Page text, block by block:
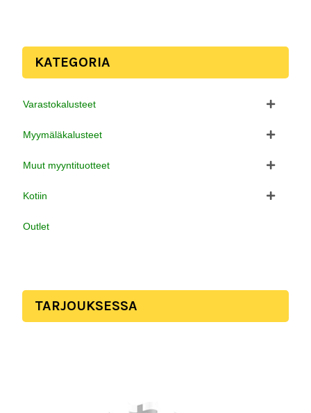
KATEGORIA
Varastokalusteet
Myymäläkalusteet
Muut myyntituotteet
Kotiin
Outlet
TARJOUKSESSA